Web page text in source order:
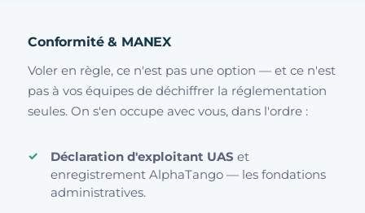
Conformité & MANEX
Voler en règle, ce n'est pas une option — et ce n'est
pas à vos équipes de déchiffrer la réglementation
seules. On s'en occupe avec vous, dans l'ordre :
Déclaration d'exploitant UAS et
enregistrement AlphaTango — les fondations
administratives.